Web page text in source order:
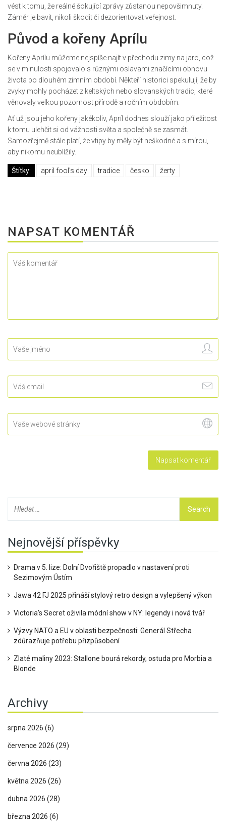
vést k tomu, že reálné šokující zprávy zůstanou nepovšimnuty.
Záměr je bavit, nikoli škodit či dezorientovat veřejnost.
Původ a kořeny Aprílu
Kořeny Aprílu můžeme nejspíše najít v přechodu zimy na jaro, což
se v minulosti spojovalo s různými oslavami značícími obnovu
života po dlouhém zimním období. Někteří historici spekulují, že by
zvyky mohly pocházet z keltských nebo slovanských tradic, které
věnovaly velkou pozornost přírodě a ročním obdobím.
Ať už jsou jeho kořeny jakékoliv, Apríl dodnes slouží jako příležitost
k tomu ulehčit si od vážnosti světa a společně se zasmát.
Samozřejmě stále platí, že vtipy by měly být neškodné a s mírou,
aby nikomu neublížily.
Štítky: april fool's day tradice česko žerty
NAPSAT KOMENTÁŘ
Nejnovější příspěvky
Drama v 5. lize: Dolní Dvořiště propadlo v nastavení proti
Sezimovým Ústím
Jawa 42 FJ 2025 přináší stylový retro design a vylepšený výkon
Victoria's Secret oživila módní show v NY: legendy i nová tvář
Výzvy NATO a EU v oblasti bezpečnosti: Generál Střecha
zdůrazňuje potřebu přizpůsobení
Zlaté maliny 2023: Stallone bourá rekordy, ostuda pro Morbia a
Blonde
Archivy
srpna 2026 (6)
července 2026 (29)
června 2026 (23)
května 2026 (26)
dubna 2026 (28)
března 2026 (6)